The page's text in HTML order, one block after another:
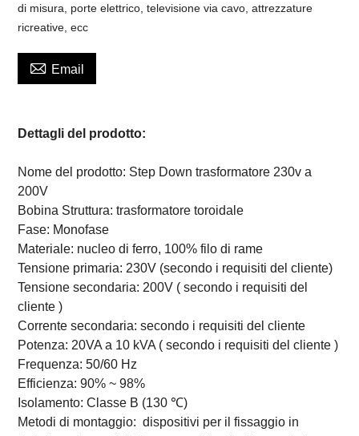
di misura, porte elettrico, televisione via cavo, attrezzature
ricreative, ecc
 Email
Dettagli del prodotto:
Nome del prodotto: Step Down trasformatore 230v a
200V
Bobina Struttura: trasformatore toroidale
Fase: Monofase
Materiale: nucleo di ferro, 100% filo di rame
Tensione primaria: 230V (secondo i requisiti del cliente)
Tensione secondaria: 200V (secondo i requisiti del
cliente )
Corrente secondaria:secondo i requisiti del cliente
Potenza: 20VA a 10 kVA (secondo i requisiti del cliente )
Frequenza: 50/60 Hz
Efficienza: 90% ~ 98%
Isolamento: Classe B (130 ℃)
Metodi di montaggio: dispositivi per il fissaggio in